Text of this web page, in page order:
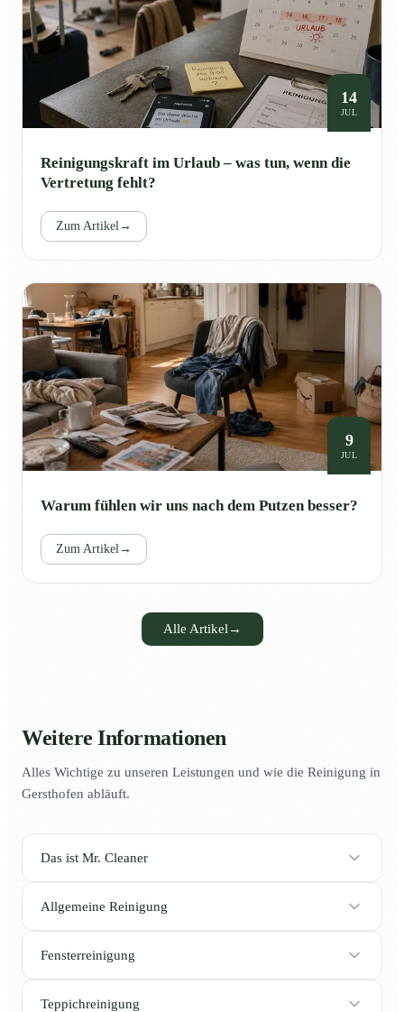
14
JUL
Reinigungskraft im Urlaub – was tun, wenn die
Vertretung fehlt?
Zum Artikel→
9
JUL
Warum fühlen wir uns nach dem Putzen besser?
Zum Artikel→
Alle Artikel→
Weitere Informationen
Alles Wichtige zu unseren Leistungen und wie die Reinigung in
Gersthofen abläuft.
Das ist Mr. Cleaner
Allgemeine Reinigung
Fensterreinigung
Teppichreinigung